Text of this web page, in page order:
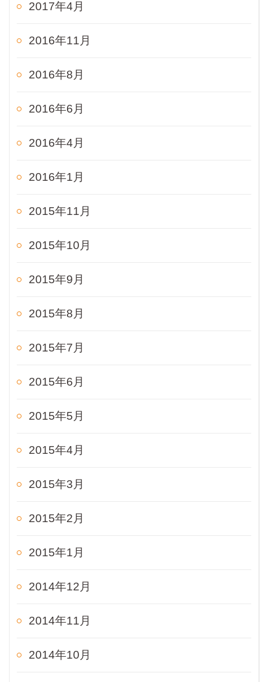
2017年4月
2016年11月
2016年8月
2016年6月
2016年4月
2016年1月
2015年11月
2015年10月
2015年9月
2015年8月
2015年7月
2015年6月
2015年5月
2015年4月
2015年3月
2015年2月
2015年1月
2014年12月
2014年11月
2014年10月